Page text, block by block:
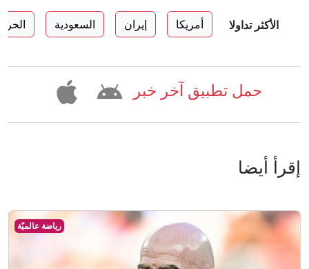
الأكثر تداولا أمريكا إيران السعودية
حمل تطبيق آخر خبر
إقرأ أيضا
رياضة عالميّة